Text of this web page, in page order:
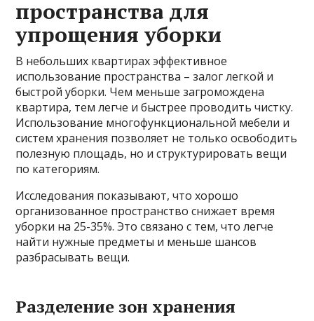
пространства для
упрощения уборки
В небольших квартирах эффективное
использование пространства – залог легкой и
быстрой уборки. Чем меньше загромождена
квартира, тем легче и быстрее проводить чистку.
Использование многофункциональной мебели и
систем хранения позволяет не только освободить
полезную площадь, но и структурировать вещи
по категориям.
Исследования показывают, что хорошо
организованное пространство снижает время
уборки на 25-35%. Это связано с тем, что легче
найти нужные предметы и меньше шансов
разбрасывать вещи.
Разделение зон хранения